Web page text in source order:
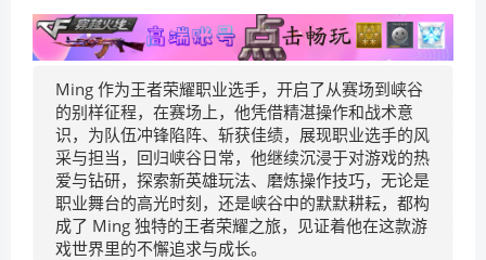
Ming 作为王者荣耀职业选手，开启了从赛场到峡谷
的别样征程，在赛场上，他凭借精湛操作和战术意
识，为队伍冲锋陷阵、斩获佳绩，展现职业选手的风
采与担当，回归峡谷日常，他继续沉浸于对游戏的热
爱与钻研，探索新英雄玩法、磨炼操作技巧，无论是
职业舞台的高光时刻，还是峡谷中的默默耕耘，都构
成了 Ming 独特的王者荣耀之旅，见证着他在这款游
戏世界里的不懈追求与成长。